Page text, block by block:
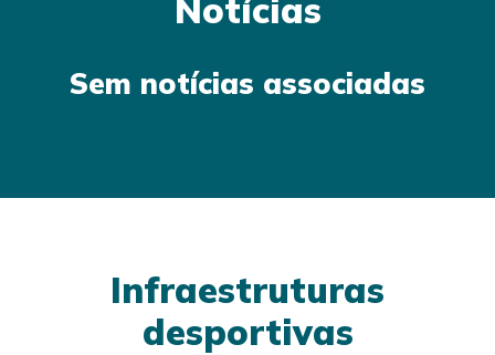
Notícias
Sem notícias associadas
Infraestruturas
desportivas